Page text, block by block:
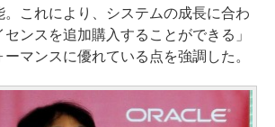
。これにより、システムの成長に合わ
ンスを追加購入することができる」
マンスに優れている点を強調した。